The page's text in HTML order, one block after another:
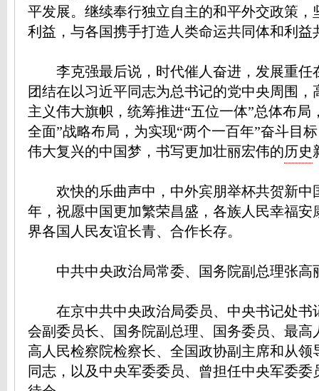
平发展。继续奉行独立自主的和平外交政策，
利益，与各国携手打造人类命运共同体和利益
李克强最后说，时代催人奋进，发展重任
团结在以习近平同志为总书记的党中央周围，
主义伟大旗帜，统筹推进“五位一体”总体布局
全面”战略布局，为实现“两个一百年”奋斗目
伟大复兴的中国梦，书写更加壮丽宏伟的历史
欢快的乐曲声中，中外宾朋举杯共贺新中
年，祝愿中国更加繁荣昌盛，各族人民幸福安
界各国人民友谊长青、合作长存。
中共中央政治局常委、国务院副总理张高
在京中共中央政治局委员、中央书记处书
会副委员长、国务院副总理、国务委员、最高
高人民检察院检察长、全国政协副主席和从领
同志，以及中央军委委员、曾担任中央军委委